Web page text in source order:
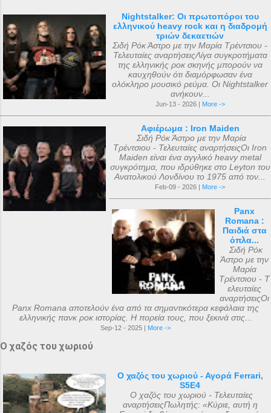
Nightstalker: Οι πρωτοπόροι του
ελληνικού heavy rock και η διαδρομή
τριών δεκαετιών
Σιδή Ρόκ Άστρο με την Μαρία Τρέντσιου -
Τελευταίες αναρτήσειςΛίγα συγκροτήματα
της ελληνικής ροκ σκηνής μπορούν να
καυχηθούν ότι διαμόρφωσαν ένα
ολόκληρο μουσικό ρεύμα. Οι Nightstalker
ανήκουν...
Jun-13 - 2026 | More ->
Αφιέρωμα : Iron Maiden
Σιδή Ρόκ Άστρο με την Μαρία
Τρέντσιου - Τελευταίες αναρτήσειςΟι Iron
Maiden είναι ένα αγγλικό heavy metal
συγκρότημα, που ιδρύθηκε στο Leyton του
Ανατολικού Λονδίνου το 1975 από τον...
Feb-09 - 2026 | More ->
Panx
Romana :
Παιδιά στα
όπλα...
Σιδή Ρόκ
Άστρο με την
Μαρία
Τρέντσιου - Τ
ελευταίες
αναρτήσειςΟι
Panx Romana αποτελούν ένα από τα σημαντικότερα κεφάλαια της
ελληνικής πανκ ροκ ιστορίας. Η πορεία τους, που ξεκινά στις...
Sep-12 - 2025 | More ->
Ο χαζός του χωριού
Ο χαζός του χωριού - Αγορά Ferrari,
S5E4
Ο χαζός του χωριού - Τελευταίες
αναρτήσειςΠωλητής: «Κύριε, αυτή η